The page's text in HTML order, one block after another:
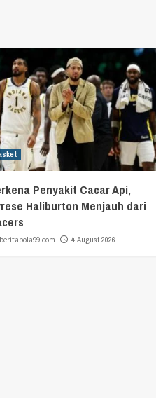
Penyakit Cacar Api,
Haliburton Menjauh dari
beritabola99.com 4 August 2026